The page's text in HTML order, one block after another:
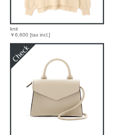
knit
￥6,600 [tax incl.]